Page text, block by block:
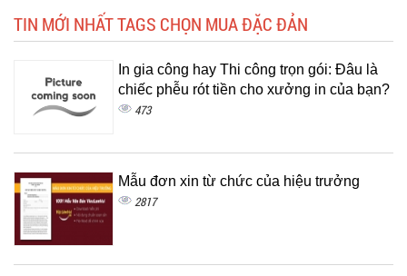
TIN MỚI NHẤT TAGS CHỌN MUA ĐẶC ĐẢN
In gia công hay Thi công trọn gói: Đâu là
chiếc phễu rót tiền cho xưởng in của bạn?
473
Mẫu đơn xin từ chức của hiệu trưởng
2817